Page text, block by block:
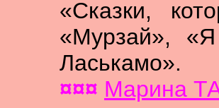
«Сказки,
«Мурзай»,
Ласькамо».
¤¤¤ Марина